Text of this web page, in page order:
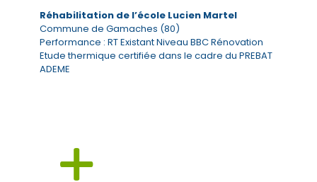
Réhabilitation de l’école Lucien Martel
Commune de Gamaches (80)
Performance : RT Existant Niveau BBC Rénovation
Etude thermique certifiée dans le cadre du PREBAT
ADEME